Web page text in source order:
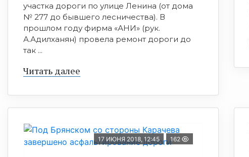
участка дороги по улице Ленина (от дома
№ 277 до бывшего лесничества). В
прошлом году фирма «АНИ» (рук.
А.Адилханян) провела ремонт дороги до
так ...
Читать далее
17 ИЮНЯ 2018, 12:45 162